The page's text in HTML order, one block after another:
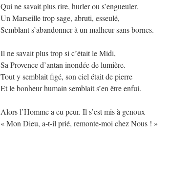
Qui ne savait plus rire, hurler ou s’engueuler.
Un Marseille trop sage, abruti, esseulé,
Semblant s’abandonner à un malheur sans bornes.
Il ne savait plus trop si c’était le Midi,
Sa Provence d’antan inondée de lumière.
Tout y semblait figé, son ciel était de pierre
Et le bonheur humain semblait s’en être enfui.
Alors l’Homme a eu peur. Il s’est mis à genoux
« Mon Dieu, a-t-il prié, remonte-moi chez Nous ! »